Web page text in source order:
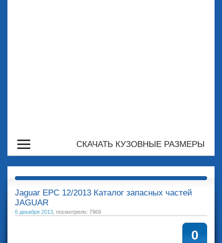
СКАЧАТЬ КУЗОВНЫЕ РАЗМЕРЫ
Jaguar EPC 12/2013 Каталог запасных частей
JAGUAR
6 декабря 2013 , посмотрело: 7969
0